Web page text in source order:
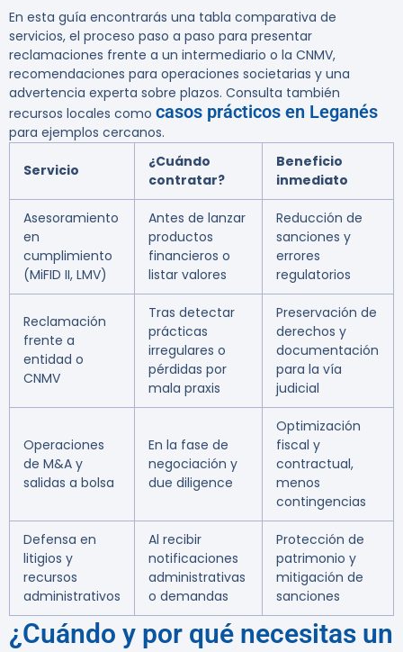
En esta guía encontrarás una tabla comparativa de
servicios, el proceso paso a paso para presentar
reclamaciones frente a un intermediario o la CNMV,
recomendaciones para operaciones societarias y una
advertencia experta sobre plazos. Consulta también
recursos locales como casos prácticos en Leganés
para ejemplos cercanos.
Servicio
¿Cuándo
contratar?
Beneficio
inmediato
Asesoramiento
en
cumplimiento
(MiFID II, LMV)
Antes de lanzar
productos
financieros o
listar valores
Reducción de
sanciones y
errores
regulatorios
Reclamación
frente a
entidad o
CNMV
Tras detectar
prácticas
irregulares o
pérdidas por
mala praxis
Preservación de
derechos y
documentación
para la vía
judicial
Operaciones
de M&A y
salidas a bolsa
En la fase de
negociación y
due diligence
Optimización
fiscal y
contractual,
menos
contingencias
Defensa en
litigios y
recursos
administrativos
Al recibir
notificaciones
administrativas
o demandas
Protección de
patrimonio y
mitigación de
sanciones
¿Cuándo y por qué necesitas un